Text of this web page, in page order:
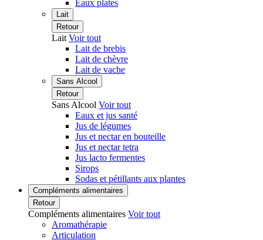
Eaux plates
Lait
Retour
Lait Voir tout
Lait de brebis
Lait de chèvre
Lait de vache
Sans Alcool
Retour
Sans Alcool Voir tout
Eaux et jus santé
Jus de légumes
Jus et nectar en bouteille
Jus et nectar tetra
Jus lacto fermentes
Sirops
Sodas et pétillants aux plantes
Compléments alimentaires
Retour
Compléments alimentaires Voir tout
Aromathérapie
Articulation